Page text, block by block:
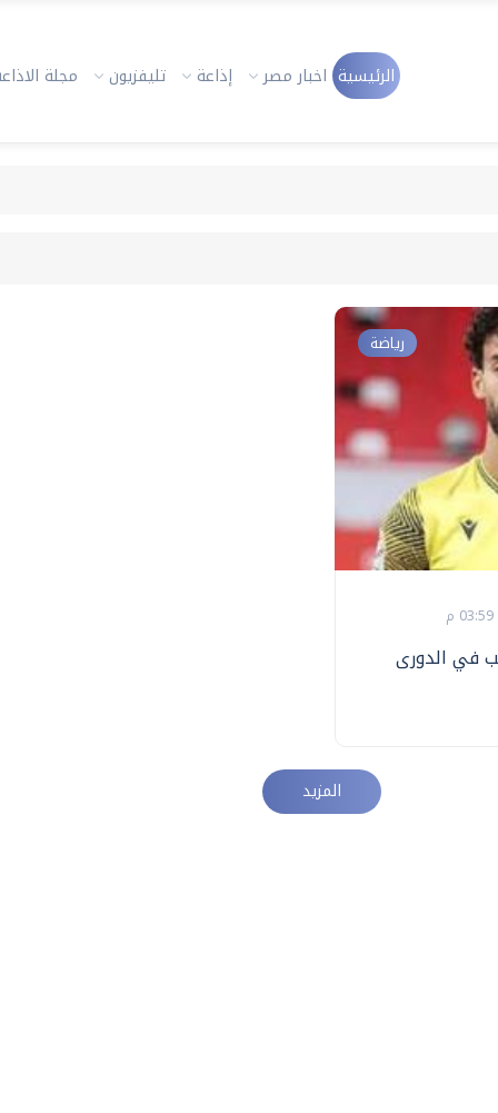
الرئيسية اخبار مصر إذاعة تليفزيون مجلة
رياضة
في الدورى
المزيد